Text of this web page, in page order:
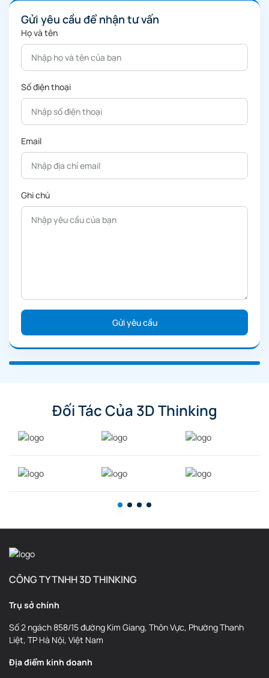
Gửi yêu cầu để nhận tư vấn
Họ và tên
Số điện thoại
Email
Ghi chú
Đối Tác Của 3D Thinking
CÔNG TY TNHH 3D THINKING
Trụ sở chính
Số 2 ngách 858/15 đường Kim Giang, Thôn Vực, Phường Thanh
Liệt, TP Hà Nội, Việt Nam
Địa điểm kinh doanh